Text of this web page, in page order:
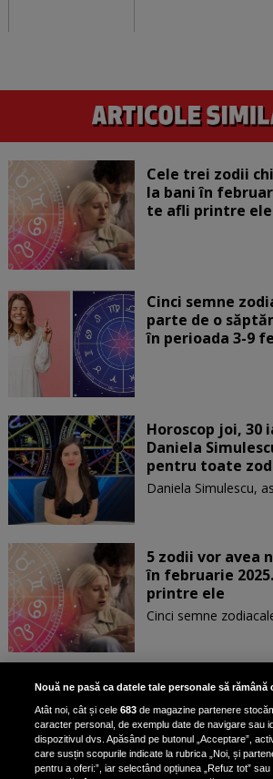
Cele trei zodii
la bani în
te afli printre ele
Cinci semne
parte de o
în perioada 3-9
Horoscop joi, 30
Daniela
pentru toate
Daniela Simulescu,
5 zodii vor avea
în februarie
printre ele
Cinci semne
Patru zodii
special de la
ianuarie. Vezi
ele
Nouă ne pasă ca datele tale personale să
Atât noi, cât și cele683 de magazine partenere
caracter personal, de exemplu date de navigare sau
dispozitivul dvs. Apăsând pe butonul „Acceptare”,
care susțin scopurile indicate la rubrica „Noi, și
pentru a oferi:”, iar selectând opțiunea „Refuz tot”